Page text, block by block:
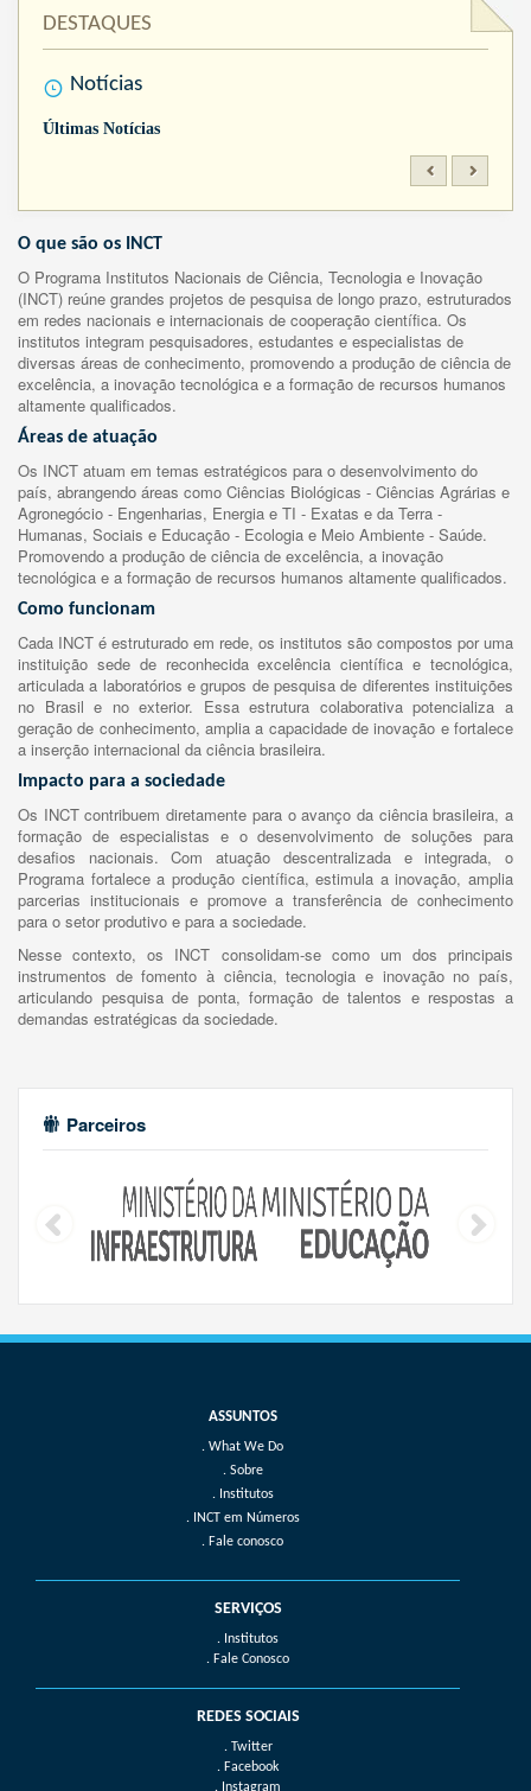
DESTAQUES
Notícias
Últimas Notícias
O que são os INCT
O Programa Institutos Nacionais de Ciência, Tecnologia e Inovação
(INCT) reúne grandes projetos de pesquisa de longo prazo, estruturados
em redes nacionais e internacionais de cooperação científica. Os
institutos integram pesquisadores, estudantes e especialistas de
diversas áreas de conhecimento, promovendo a produção de ciência de
excelência, a inovação tecnológica e a formação de recursos humanos
altamente qualificados.
Áreas de atuação
Os INCT atuam em temas estratégicos para o desenvolvimento do
país, abrangendo áreas como Ciências Biológicas - Ciências Agrárias e
Agronegócio - Engenharias, Energia e TI - Exatas e da Terra -
Humanas, Sociais e Educação - Ecologia e Meio Ambiente - Saúde.
Promovendo a produção de ciência de excelência, a inovação
tecnológica e a formação de recursos humanos altamente qualificados.
Como funcionam
Cada INCT é estruturado em rede, os institutos são compostos por uma
instituição sede de reconhecida excelência científica e tecnológica,
articulada a laboratórios e grupos de pesquisa de diferentes instituições
no Brasil e no exterior. Essa estrutura colaborativa potencializa a
geração de conhecimento, amplia a capacidade de inovação e fortalece
a inserção internacional da ciência brasileira.
Impacto para a sociedade
Os INCT contribuem diretamente para o avanço da ciência brasileira, a
formação de especialistas e o desenvolvimento de soluções para
desafios nacionais. Com atuação descentralizada e integrada, o
Programa fortalece a produção científica, estimula a inovação, amplia
parcerias institucionais e promove a transferência de conhecimento
para o setor produtivo e para a sociedade.
Nesse contexto, os INCT consolidam-se como um dos principais
instrumentos de fomento à ciência, tecnologia e inovação no país,
articulando pesquisa de ponta, formação de talentos e respostas a
demandas estratégicas da sociedade.
Parceiros
What We Do
Sobre
Institutos
INCT em Números
Fale conosco
SERVIÇOS
. Institutos
. Fale Conosco
REDES SOCIAIS
. Twitter
. Facebook
. Instagram